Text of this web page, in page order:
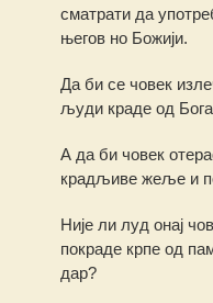
сматрати да
његов но Божији.
Да би се човек
људи краде од
А да би човек
крадљиве жеље и
Није ли луд онај
покраде крпе од
дар?